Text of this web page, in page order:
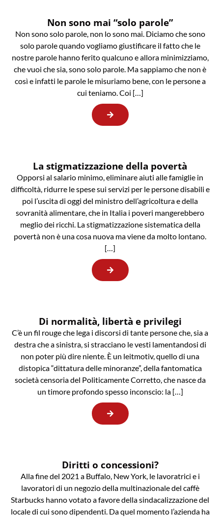
Non sono mai “solo parole”
Non sono solo parole, non lo sono mai. Diciamo che sono
solo parole quando vogliamo giustificare il fatto che le
nostre parole hanno ferito qualcuno e allora minimizziamo,
che vuoi che sia, sono solo parole. Ma sappiamo che non è
così e infatti le parole le misuriamo bene, con le persone a
cui teniamo. Coi […]
La stigmatizzazione della povertà
Opporsi al salario minimo, eliminare aiuti alle famiglie in
difficoltà, ridurre le spese sui servizi per le persone disabili e
poi l’uscita di oggi del ministro dell’agricoltura e della
sovranità alimentare, che in Italia i poveri mangerebbero
meglio dei ricchi. La stigmatizzazione sistematica della
povertà non è una cosa nuova ma viene da molto lontano.
[…]
Di normalità, libertà e privilegi
C’è un fil rouge che lega i discorsi di tante persone che, sia a
destra che a sinistra, si stracciano le vesti lamentandosi di
non poter più dire niente. È un leitmotiv, quello di una
distopica “dittatura delle minoranze”, della fantomatica
società censoria del Politicamente Corretto, che nasce da
un timore profondo spesso inconscio: la […]
Diritti o concessioni?
Alla fine del 2021 a Buffalo, New York, le lavoratrici e i
lavoratori di un negozio della multinazionale del caffè
Starbucks hanno votato a favore della sindacalizzazione del
locale di cui sono dipendenti. Da quel momento l’azienda ha